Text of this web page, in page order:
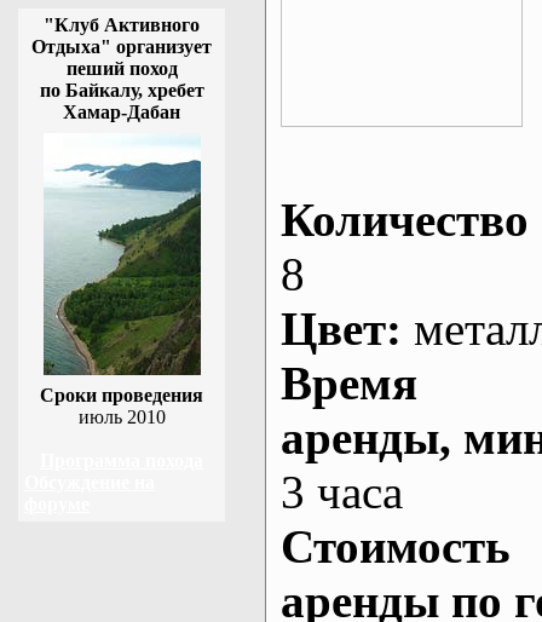
"Клуб Активного
Отдыха" организует
пеший поход
по Байкалу, хребет
Хамар-Дабан
Сроки проведения
июль 2010
Количество
8
Цвет:
Время
аренды,
3 часа
Стоимость
аренды по